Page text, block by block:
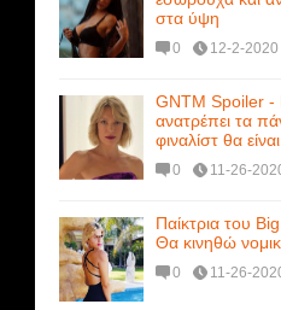
στα ύψη
0 12-2-2020
GNTM Spoiler -
ανατρέπει τα
φιναλίστ θα
0 11-26-
Παίκτρια του
Θα κινηθώ
0 11-26-